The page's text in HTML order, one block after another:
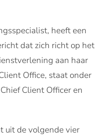
heeft een
dat zich richt op het
aan haar
Office, staat onder
Client Officer en
uit de volgende vier